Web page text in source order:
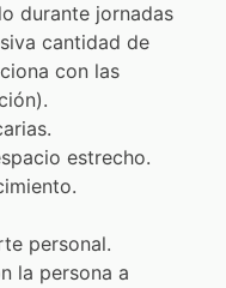
durante jornadas
cantidad de
con las
estrecho.
personal.
la persona a